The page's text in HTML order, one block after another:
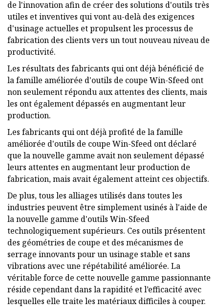
de l'innovation afin de créer des solutions d'outils très
utiles et inventives qui vont au-delà des exigences
d'usinage actuelles et propulsent les processus de
fabrication des clients vers un tout nouveau niveau de
productivité.
Les résultats des fabricants qui ont déjà bénéficié de
la famille améliorée d'outils de coupe Win-Sfeed ont
non seulement répondu aux attentes des clients, mais
les ont également dépassés en augmentant leur
production.
Les fabricants qui ont déjà profité de la famille
améliorée d'outils de coupe Win-Sfeed ont déclaré
que la nouvelle gamme avait non seulement dépassé
leurs attentes en augmentant leur production de
fabrication, mais avait également atteint ces objectifs.
De plus, tous les alliages utilisés dans toutes les
industries peuvent être simplement usinés à l'aide de
la nouvelle gamme d'outils Win-Sfeed
technologiquement supérieurs. Ces outils présentent
des géométries de coupe et des mécanismes de
serrage innovants pour un usinage stable et sans
vibrations avec une répétabilité améliorée. La
véritable force de cette nouvelle gamme passionnante
réside cependant dans la rapidité et l’efficacité avec
lesquelles elle traite les matériaux difficiles à couper.